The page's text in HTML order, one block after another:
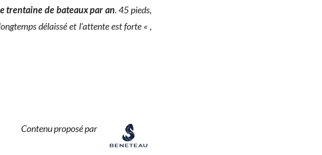
trentaine de bateaux par an. 45 pieds,
délaissé et l’attente est forte « ,
Contenu proposé par